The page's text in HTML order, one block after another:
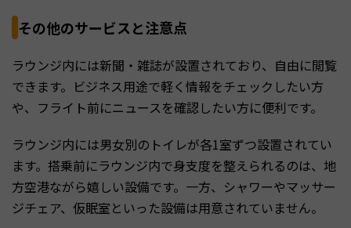
その他のサービスと注意点
ラウンジ内には新聞・雑誌が設置されており、自由に閲覧
できます。ビジネス用途で軽く情報をチェックしたい方
や、フライト前にニュースを確認したい方に便利です。
ラウンジ内には男女別のトイレが各1室ずつ設置されてい
ます。搭乗前にラウンジ内で身支度を整えられるのは、地
方空港ながら嬉しい設備です。一方、シャワーやマッサー
ジチェア、仮眠室といった設備は用意されていません。